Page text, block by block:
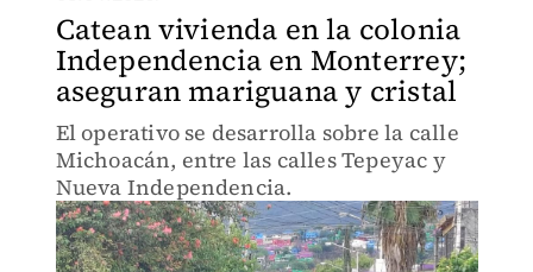
Catean vivienda en la colonia
Independencia en Monterrey;
aseguran mariguana y cristal
El operativo se desarrolla sobre la calle
Michoacán, entre las calles Tepeyac y
Nueva Independencia.